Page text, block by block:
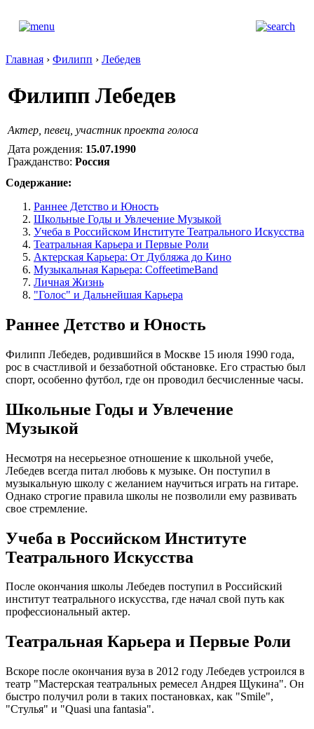
Главная › Филипп › Лебедев
Филипп Лебедев
Актер, певец, участник проекта голоса
Дата рождения: 15.07.1990
Гражданство: Россия
Содержание:
Раннее Детство и Юность
Школьные Годы и Увлечение Музыкой
Учеба в Российском Институте Театрального Искусства
Театральная Карьера и Первые Роли
Актерская Карьера: От Дубляжа до Кино
Музыкальная Карьера: CoffeetimeBand
Личная Жизнь
"Голос" и Дальнейшая Карьера
Раннее Детство и Юность
Филипп Лебедев, родившийся в Москве 15 июля 1990 года,
рос в счастливой и беззаботной обстановке. Его страстью был
спорт, особенно футбол, где он проводил бесчисленные часы.
Школьные Годы и Увлечение
Музыкой
Несмотря на несерьезное отношение к школьной учебе,
Лебедев всегда питал любовь к музыке. Он поступил в
музыкальную школу с желанием научиться играть на гитаре.
Однако строгие правила школы не позволили ему развивать
свое стремление.
Учеба в Российском Институте
Театрального Искусства
После окончания школы Лебедев поступил в Российский
институт театрального искусства, где начал свой путь как
профессиональный актер.
Театральная Карьера и Первые Роли
Вскоре после окончания вуза в 2012 году Лебедев устроился в
театр "Мастерская театральных ремесел Андрея Щукина". Он
быстро получил роли в таких постановках, как "Smile",
"Стулья" и "Quasi una fantasia".